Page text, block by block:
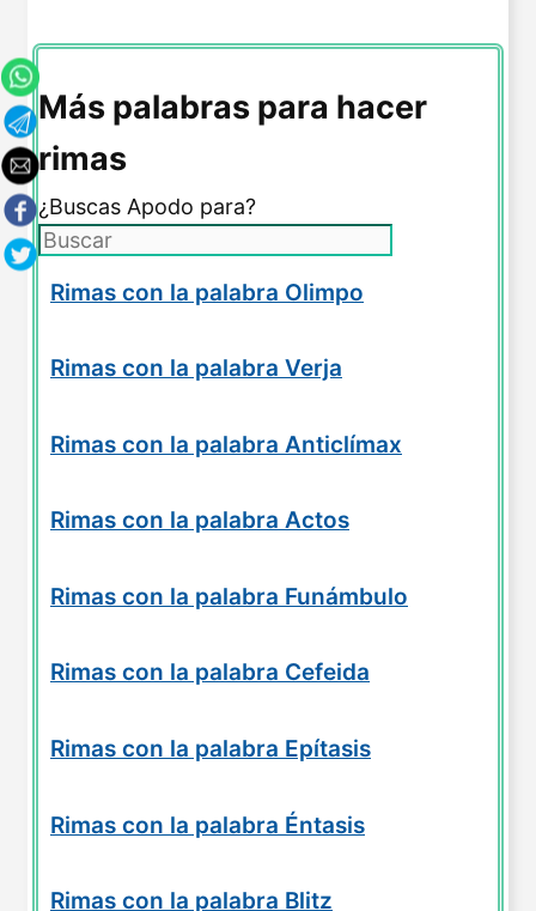
Más palabras para hacer
rimas
¿Buscas Apodo para?
Rimas con la palabra Olimpo
Rimas con la palabra Verja
Rimas con la palabra Anticlímax
Rimas con la palabra Actos
Rimas con la palabra Funámbulo
Rimas con la palabra Cefeida
Rimas con la palabra Epítasis
Rimas con la palabra Éntasis
Rimas con la palabra Blitz